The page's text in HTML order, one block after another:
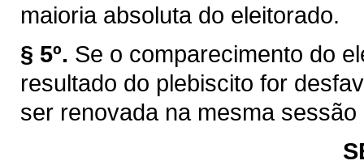
maioria absoluta do eleitorado.
§ 5º. Se o comparecimento do
resultado do plebiscito for
ser renovada na mesma sessão